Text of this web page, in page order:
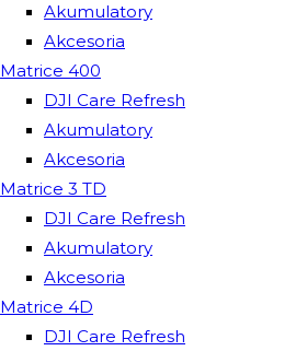
Akumulatory
Akcesoria
Matrice 400
DJI Care Refresh
Akumulatory
Akcesoria
Matrice 3 TD
DJI Care Refresh
Akumulatory
Akcesoria
Matrice 4D
DJI Care Refresh